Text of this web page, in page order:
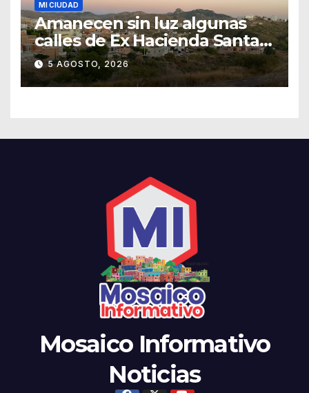
MI CIUDAD
Amanecen sin luz algunas
calles de Ex Hacienda Santa
Teresa
5 AGOSTO, 2026
Mosaico Informativo
Noticias